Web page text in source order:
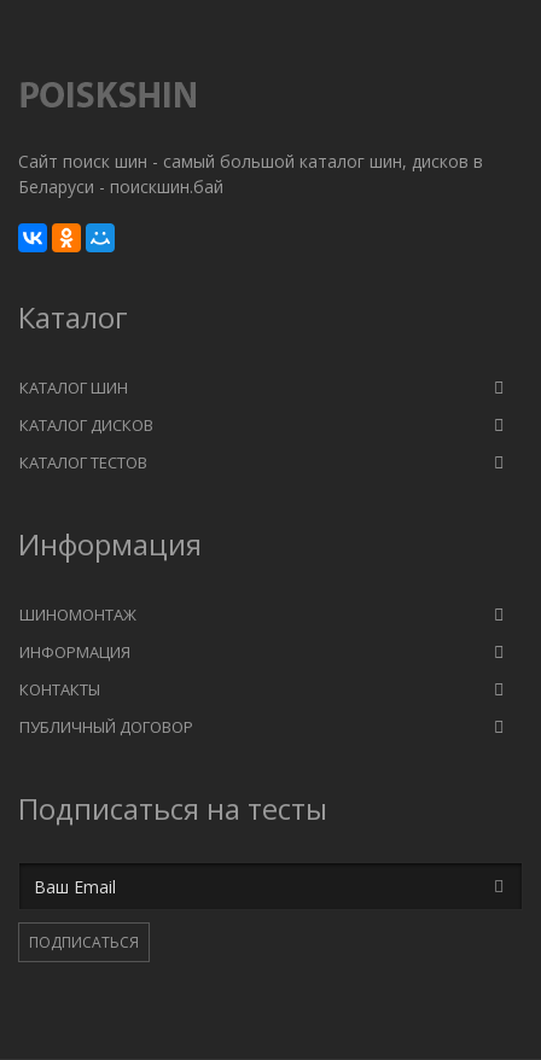
Сайт поиск шин - самый большой каталог шин, дисков в
Беларуси - поискшин.бай
Каталог
КАТАЛОГ ШИН
КАТАЛОГ ДИСКОВ
КАТАЛОГ ТЕСТОВ
Информация
ШИНОМОНТАЖ
ИНФОРМАЦИЯ
КОНТАКТЫ
ПУБЛИЧНЫЙ ДОГОВОР
Подписаться на тесты
ПОДПИСАТЬСЯ